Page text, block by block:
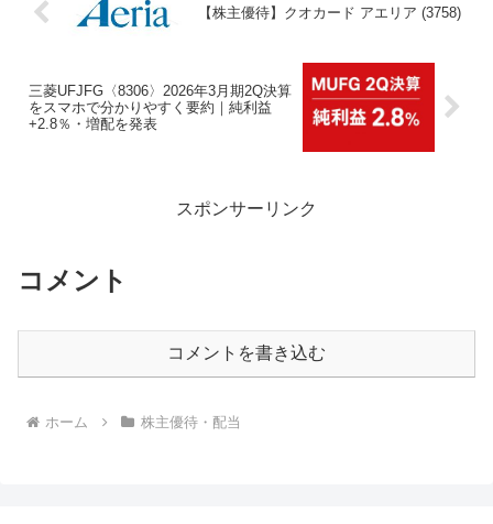
【株主優待】クオカード アエリア (3758)
三菱UFJFG〈8306〉2026年3月期2Q決算
をスマホで分かりやすく要約｜純利益
+2.8％・増配を発表
スポンサーリンク
コメント
コメントを書き込む
ホーム 株主優待・配当